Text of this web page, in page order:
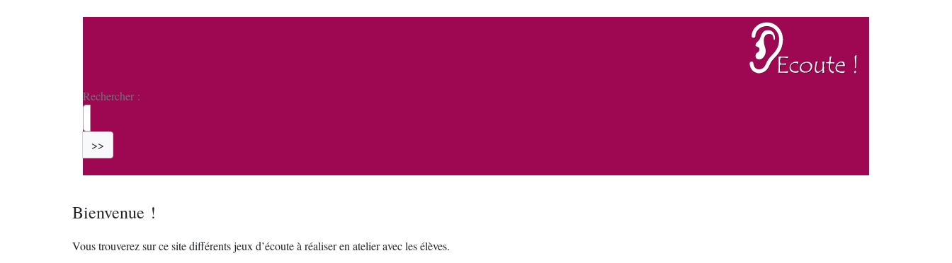
Rechercher :
>>
Bienvenue !
Vous trouverez sur ce site différents jeux d’écoute à réaliser en atelier avec les élèves.